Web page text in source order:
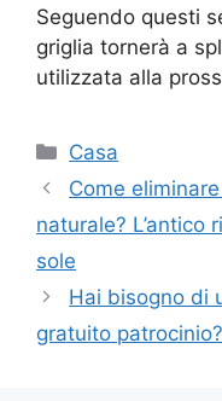
Seguendo questi
griglia tornerà a
utilizzata alla
Categorie
Casa
Come
naturale? L’antico
sole
Hai bisogno di
gratuito